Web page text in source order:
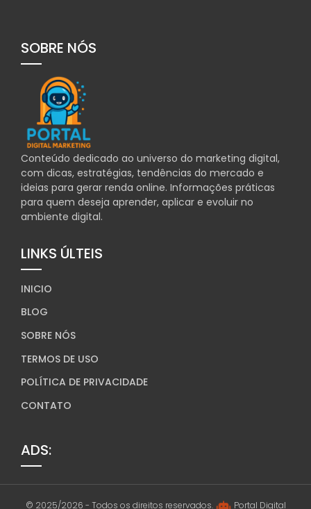
SOBRE NÓS
Conteúdo dedicado ao universo do marketing digital,
com dicas, estratégias, tendências do mercado e
ideias para gerar renda online. Informações práticas
para quem deseja aprender, aplicar e evoluir no
ambiente digital.
LINKS ÚLTEIS
INICIO
BLOG
SOBRE NÓS
TERMOS DE USO
POLÍTICA DE PRIVACIDADE
CONTATO
ADS:
© 2025/2026 - Todos os direitos reservados. Portal Digital